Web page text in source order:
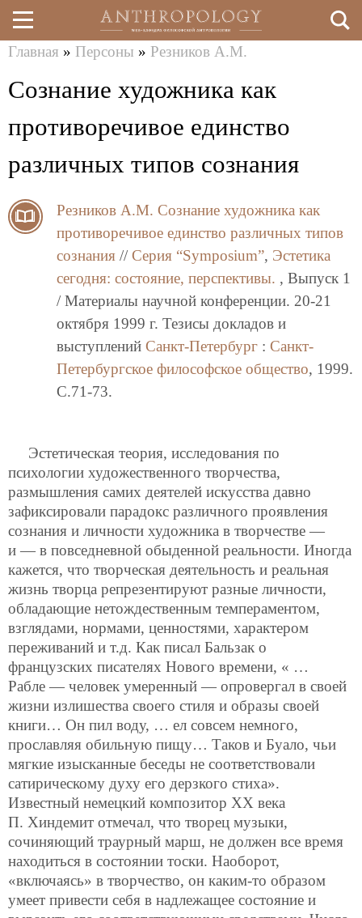
Перейти
к
здесь
Главная » Персоны » Резников А.М.
Сознание художника как
противоречивое единство
различных типов сознания
Резников А.М. Сознание художника как
противоречивое единство различных типов
сознания // Серия “Symposium”, Эстетика
сегодня: состояние, перспективы. , Выпуск 1
/ Материалы научной конференции. 20-21
октября 1999 г. Тезисы докладов и
выступлений Санкт-Петербург : Санкт-
Петербургское философское общество, 1999.
C.71-73.
Эстетическая теория, исследования по
психологии художественного творчества,
размышления самих деятелей искусства давно
зафиксировали парадокс различного проявления
сознания и личности художника в творчестве —
и — в повседневной обыденной реальности. Иногда
кажется, что творческая деятельность и реальная
жизнь творца репрезентируют разные личности,
обладающие нетождественным темпераментом,
взглядами, нормами, ценностями, характером
переживаний и т.д. Как писал Бальзак о
французских писателях Нового времени, « …
Рабле — человек умеренный — опровергал в своей
жизни излишества своего стиля и образы своей
книги… Он пил воду, … ел совсем немного,
прославляя обильную пищу… Таков и Буало, чьи
мягкие изысканные беседы не соответствовали
сатирическому духу его дерзкого стиха».
Известный немецкий композитор ХХ века
П. Хиндемит отмечал, что творец музыки,
сочиняющий траурный марш, не должен все время
находиться в состоянии тоски. Наоборот,
«включаясь» в творчество, он каким-то образом
умеет привести себя в надлежащее состояние и